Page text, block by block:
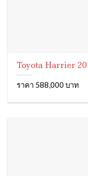
Toyota Harrier
ราคา 588,000 บาท